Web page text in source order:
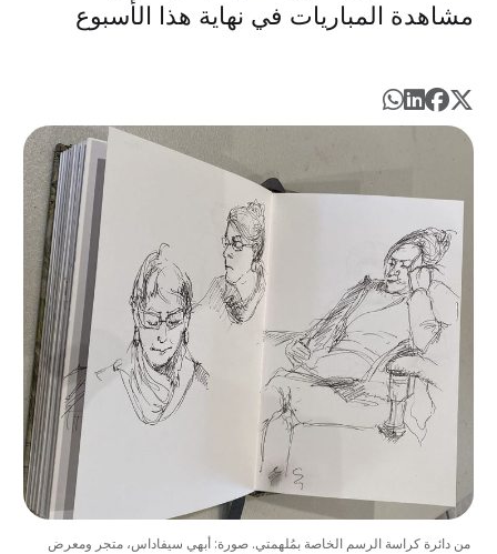
مشاهدة المباريات في نهاية هذا الأسبوع